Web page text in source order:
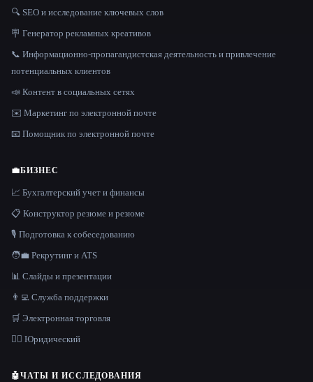
🔍 SEO и исследование ключевых слов
🪧 Генератор рекламных креативов
📞 Информационно-пропагандистская деятельность и привлечение
потенциальных клиентов
📣 Контент в социальных сетях
✉️ Маркетинг по электронной почте
📧 Помощник по электронной почте
💼БИЗНЕС
📈 Бухгалтерский учет и финансы
📋 Конструктор резюме и резюме
🎙️ Подготовка к собеседованию
🧑‍💼 Рекрутинг и ATS
📊 Слайды и презентации
👨‍💻 Служба поддержки
🛒 Электронная торговля
👩‍⚖️ Юридический
🤖ЧАТЫ И ИССЛЕДОВАНИЯ